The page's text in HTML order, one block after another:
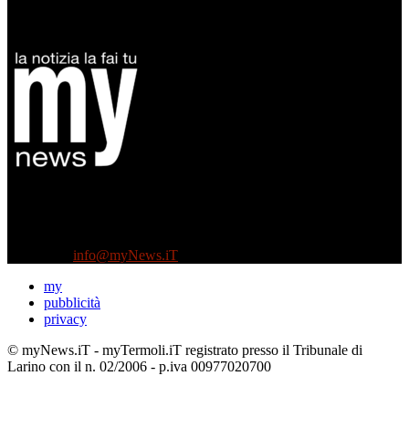
info@myNews.iT
my
pubblicità
privacy
© myNews.iT - myTermoli.iT registrato presso il Tribunale di
Larino con il n. 02/2006 - p.iva 00977020700